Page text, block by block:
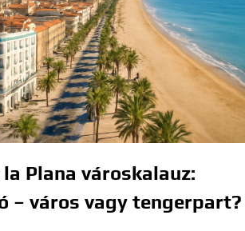
Plana városkalauz:
– város vagy tengerpart?